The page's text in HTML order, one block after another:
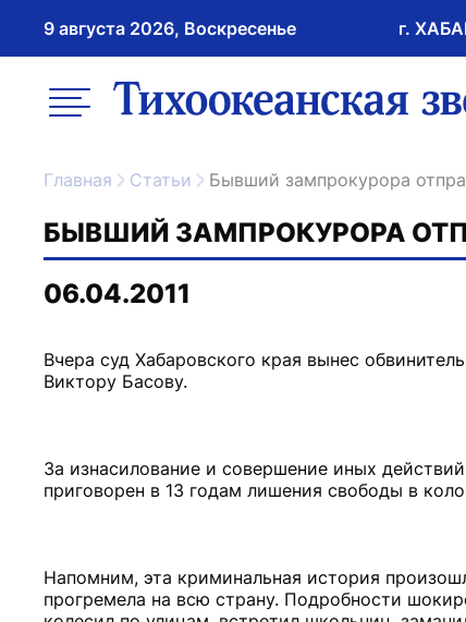
9 августа 2026, Воскресенье г.
меню ссылка на
Главная Статьи Бывший зампрокурора
БЫВШИЙ ЗАМПРОКУРОРА
06.04.2011
Вчера суд Хабаровского края вынес
Виктору Басову.
За изнасилование и совершение иных
приговорен в 13 годам лишения свободы в
Напомним, эта криминальная история
прогремела на всю страну. Подробности